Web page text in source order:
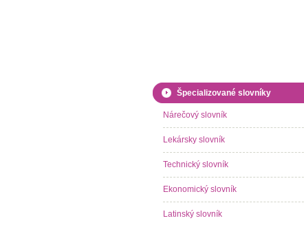
Špecializované slovníky
Nárečový slovník
Lekársky slovník
Technický slovník
Ekonomický slovník
Latinský slovník